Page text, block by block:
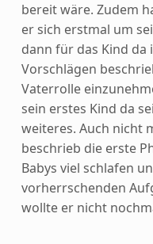
bereit wäre. Zudem
er sich erstmal um
dann für das Kind da
Vorschlägen
Vaterrolle
sein erstes Kind da
weiteres. Auch nicht
beschrieb die erste
Babys viel schlafen
vorherrschenden
wollte er nicht